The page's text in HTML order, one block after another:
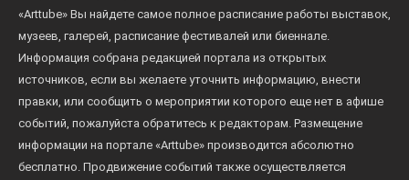
«Arttube» Вы найдете самое полное расписание работы выставок,
музеев, галерей, расписание фестивалей или биеннале.
Информация собрана редакцией портала из открытых
источников, если вы желаете уточнить информацию, внести
правки, или сообщить о мероприятии которого еще нет в афише
событий, пожалуйста обратитесь к редакторам. Размещение
информации на портале «Arttube» производится абсолютно
бесплатно. Продвижение событий также осуществляется